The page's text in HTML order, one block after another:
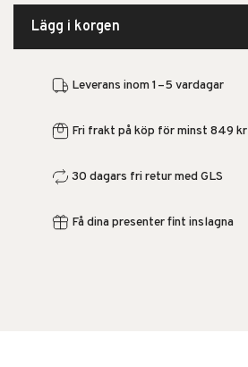
Lägg i korgen
Leverans inom 1–5 vardagar
Fri frakt på köp för minst 849 kr
30 dagars fri retur med GLS
Få dina presenter fint inslagna